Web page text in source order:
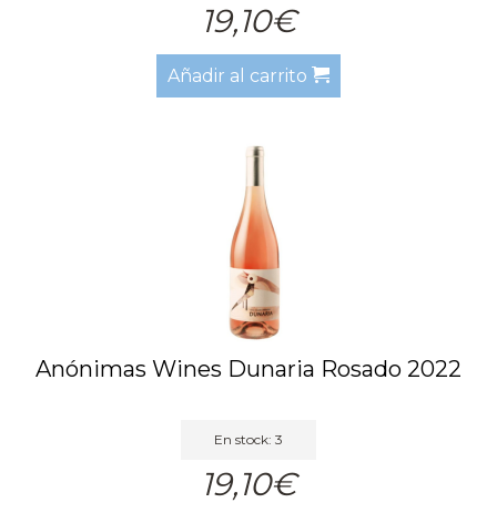
19,10€
Añadir al carrito
Anónimas Wines Dunaria Rosado 2022
En stock: 3
19,10€